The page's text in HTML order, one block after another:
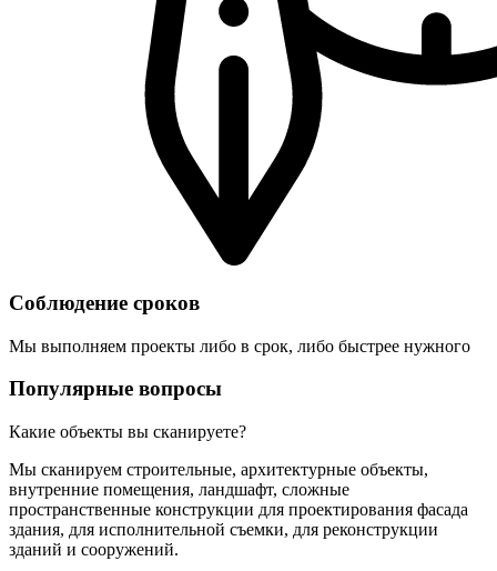
Соблюдение сроков
Мы выполняем проекты либо в срок, либо быстрее нужного
Популярные вопросы
Какие объекты вы сканируете?
Мы сканируем строительные, архитектурные объекты,
внутренние помещения, ландшафт, сложные
пространственные конструкции для проектирования фасада
здания, для исполнительной съемки, для реконструкции
зданий и сооружений.